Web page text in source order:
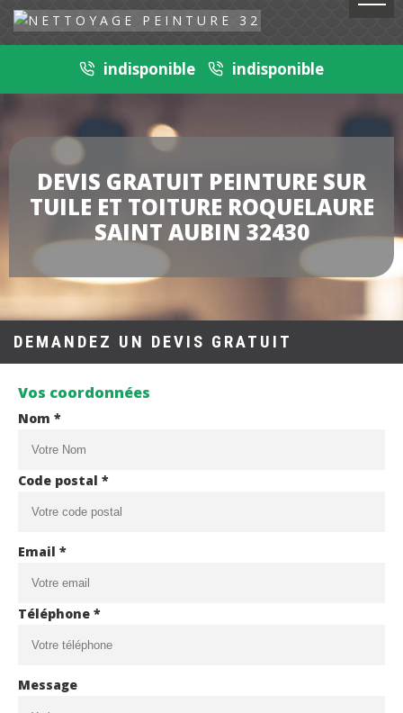
indisponible indisponible
DEVIS GRATUIT PEINTURE SUR
TUILE ET TOITURE ROQUELAURE
SAINT AUBIN 32430
DEMANDEZ UN DEVIS GRATUIT
Vos coordonnées
Nom *
Code postal *
Email *
Téléphone *
Message